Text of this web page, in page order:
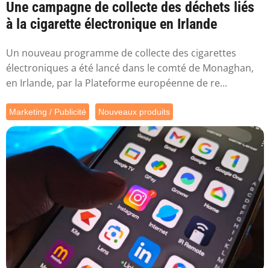
Une campagne de collecte des déchets liés
à la cigarette électronique en Irlande
Un nouveau programme de collecte des cigarettes
électroniques a été lancé dans le comté de Monaghan,
en Irlande, par la Plateforme européenne de re...
Marketing / Publicité Nouveaux produits